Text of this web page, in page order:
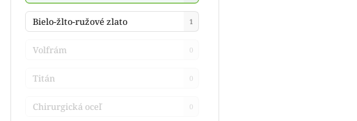
Bielo-žlto-ružové zlato 1
Volfrám 0
Titán 0
Chirurgická oceľ 0